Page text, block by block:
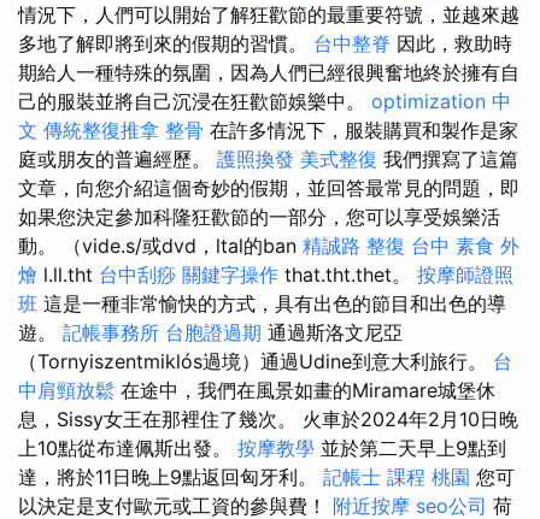
情況下，人們可以開始了解狂歡節的最重要符號，並越來越
多地了解即將到來的假期的習慣。 台中整脊 因此，救助時
期給人一種特殊的氛圍，因為人們已經很興奮地終於擁有自
己的服裝並將自己沉浸在狂歡節娛樂中。 optimization 中
文 傳統整復推拿 整骨 在許多情況下，服裝購買和製作是家
庭或朋友的普遍經歷。 護照換發 美式整復 我們撰寫了這篇
文章，向您介紹這個奇妙的假期，並回答最常見的問題，即
如果您決定參加科隆狂歡節的一部分，您可以享受娛樂活
動。 （vide.s/或dvd，ltal的ban 精誠路 整復 台中 素食 外
燴 l.ll.tht 台中刮痧 關鍵字操作 that.tht.thet。 按摩師證照
班 這是一種非常愉快的方式，具有出色的節目和出色的導
遊。 記帳事務所 台胞證過期 通過斯洛文尼亞
（Tornyiszentmiklós過境）通過Udine到意大利旅行。 台
中肩頸放鬆 在途中，我們在風景如畫的Miramare城堡休
息，Sissy女王在那裡住了幾次。 火車於2024年2月10日晚
上10點從布達佩斯出發。 按摩教學 並於第二天早上9點到
達，將於11日晚上9點返回匈牙利。 記帳士 課程 桃園 您可
以決定是支付歐元或工資的參與費！ 附近按摩 seo公司 荷